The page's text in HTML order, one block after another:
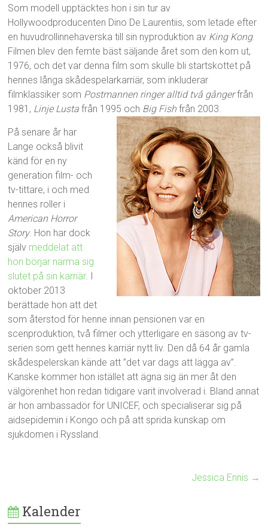
Som modell upptäcktes hon i sin tur av
Hollywoodproducenten Dino De Laurentiis, som letade efter
en huvudrollinnehaverska till sin nyproduktion av King Kong.
Filmen blev den femte bäst säljande året som den kom ut,
1976, och det var denna film som skulle bli startskottet på
hennes långa skådespelarkarriär, som inkluderar
filmklassiker som Postmannen ringer alltid två gångerfrån
1981, Linje Lusta från 1995 och Big Fish från 2003.
På senare år har
Lange också blivit
känd för en ny
generation film- och
tv-tittare, i och med
hennes roller i
American Horror
Story. Hon har dock
själv meddelat att
hon börjar närma sig
slutet på sin karriär. I
oktober 2013
berättade hon att det
som återstod för henne innan pensionen var en
scenproduktion, två filmer och ytterligare en säsong av tv-
serien som gett hennes karriär nytt liv. Den då 64 år gamla
skådespelerskan kände att ”det var dags att lägga av”.
Kanske kommer hon istället att ägna sig än mer åt den
välgörenhet hon redan tidigare varit involverad i. Bland annat
är hon ambassadör för UNICEF, och specialiserar sig på
aidsepidemin i Kongo och på att sprida kunskap om
sjukdomen i Ryssland.
Jessica Ennis →
Kalender